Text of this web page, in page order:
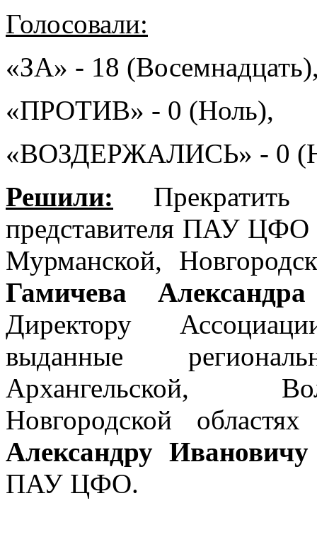
Голосовали:
«ЗА» - 18
«ПРОТИВ» - 0 (Ноль),
«ВОЗДЕРЖАЛИСЬ» - 0
Решили:
представителя ПАУ ЦФО
Мурманской,
Гамичева
Директору
выданные
Архангельской,
Новгородской
Александру Ивановичу
ПАУ ЦФО.